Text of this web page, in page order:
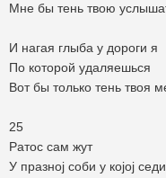
Мне бы тень твою
И нагая глыба у дороги я
По которой удаляешься
Вот бы только тень твоя
25
Pатос сам жут
У празној соби у којој